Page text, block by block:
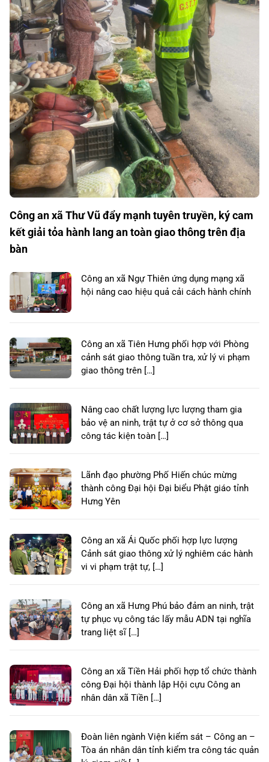
Công an xã Thư Vũ đẩy mạnh tuyên truyền, ký cam
kết giải tỏa hành lang an toàn giao thông trên địa
bàn
Công an xã Ngự Thiên ứng dụng mạng xã
hội nâng cao hiệu quả cải cách hành chính
Công an xã Tiên Hưng phối hợp với Phòng
cảnh sát giao thông tuần tra, xử lý vi phạm
giao thông trên […]
Nâng cao chất lượng lực lượng tham gia
bảo vệ an ninh, trật tự ở cơ sở thông qua
công tác kiện toàn […]
Lãnh đạo phường Phố Hiến chúc mừng
thành công Đại hội Đại biểu Phật giáo tỉnh
Hưng Yên
Công an xã Ái Quốc phối hợp lực lượng
Cảnh sát giao thông xử lý nghiêm các hành
vi vi phạm trật tự, […]
Công an xã Hưng Phú bảo đảm an ninh, trật
tự phục vụ công tác lấy mẫu ADN tại nghĩa
trang liệt sĩ […]
Công an xã Tiền Hải phối hợp tổ chức thành
công Đại hội thành lập Hội cựu Công an
nhân dân xã Tiền […]
Đoàn liên ngành Viện kiểm sát – Công an –
Tòa án nhân dân tỉnh kiểm tra công tác quản